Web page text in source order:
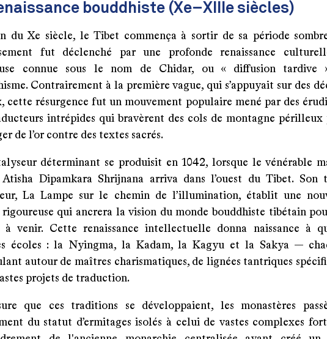
bouddhiste (Xe–XIIIe siècles)
du Xe siècle, le Tibet commença à sortir de sa période
fut déclenché par une profonde renaissance
connue sous le nom de Chidar, ou « diffusion tardive
Contrairement à la première vague, qui s’appuyait sur des
cette résurgence fut un mouvement populaire mené par des
intrépides qui bravèrent des cols de montagne périlleux
de l’or contre des textes sacrés.
déterminant se produisit en 1042, lorsque le vénérable
Dipamkara Shrijnana arriva dans l’ouest du Tibet. Son
La Lampe sur le chemin de l’illumination, établit une
qui ancrera la vision du monde bouddhiste tibétain
à venir. Cette renaissance intellectuelle donna naissance à
écoles : la Nyingma, la Kadam, la Kagyu et la Sakya —
autour de maîtres charismatiques, de lignées tantriques
projets de traduction.
que ces traditions se développaient, les monastères
du statut d’ermitages isolés à celui de vastes complexes